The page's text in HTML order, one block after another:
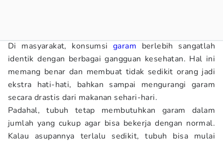
Di masyarakat, konsumsigaram berlebih sangatlah
identik dengan berbagai gangguan kesehatan. Hal ini
memang benar dan membuat tidak sedikit orang jadi
ekstra hati-hati, bahkan sampai mengurangi garam
secara drastis dari makanan sehari-hari.
Padahal, tubuh tetap membutuhkan garam dalam
jumlah yang cukup agar bisa bekerja dengan normal.
Kalau asupannya terlalu sedikit, tubuh bisa mulai